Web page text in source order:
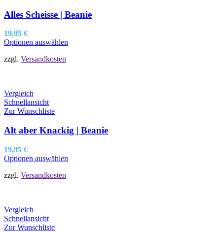
Alles Scheisse | Beanie
19,95 €
Optionen auswählen
zzgl. Versandkosten
Vergleich
Schnellansicht
Zur Wunschliste
Alt aber Knackig | Beanie
19,95 €
Optionen auswählen
zzgl. Versandkosten
Vergleich
Schnellansicht
Zur Wunschliste